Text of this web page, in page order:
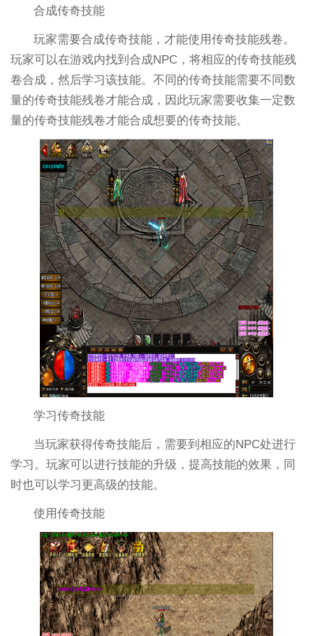
合成传奇技能
玩家需要合成传奇技能，才能使用传奇技能残卷。
玩家可以在游戏内找到合成NPC，将相应的传奇技能残
卷合成，然后学习该技能。不同的传奇技能需要不同数
量的传奇技能残卷才能合成，因此玩家需要收集一定数
量的传奇技能残卷才能合成想要的传奇技能。
学习传奇技能
当玩家获得传奇技能后，需要到相应的NPC处进行
学习。玩家可以进行技能的升级，提高技能的效果，同
时也可以学习更高级的技能。
使用传奇技能